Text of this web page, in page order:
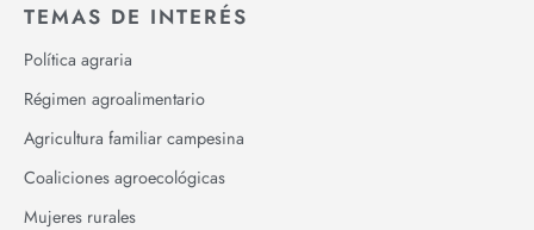
TEMAS DE INTERÉS
Política agraria
Régimen agroalimentario
Agricultura familiar campesina
Coaliciones agroecológicas
Mujeres rurales